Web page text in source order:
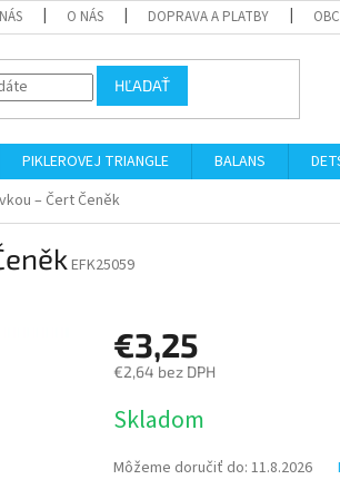
O NÁS DOPRAVA A PLATBY
HĽADAŤ
PIKLEROVEJ TRIANGLE BALANS
– Čert Čeněk
EFK25059
€3,25
€2,64 bez DPH
cena:
Skladom
Môžeme doručiť do: 11.8.2026